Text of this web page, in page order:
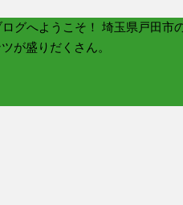
グへようこそ！ 埼玉県戸田
が盛りだくさん。